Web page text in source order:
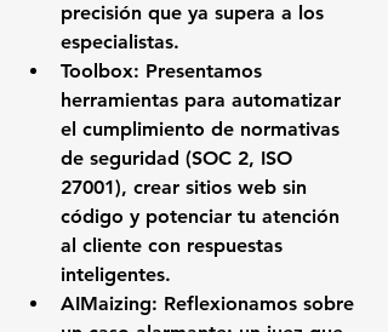
precisión que ya supera a los
especialistas.
Toolbox: Presentamos
herramientas para automatizar
el cumplimiento de normativas
de seguridad (SOC 2, ISO
27001), crear sitios web sin
código y potenciar tu atención
al cliente con respuestas
inteligentes.
AIMaizing: Reflexionamos sobre